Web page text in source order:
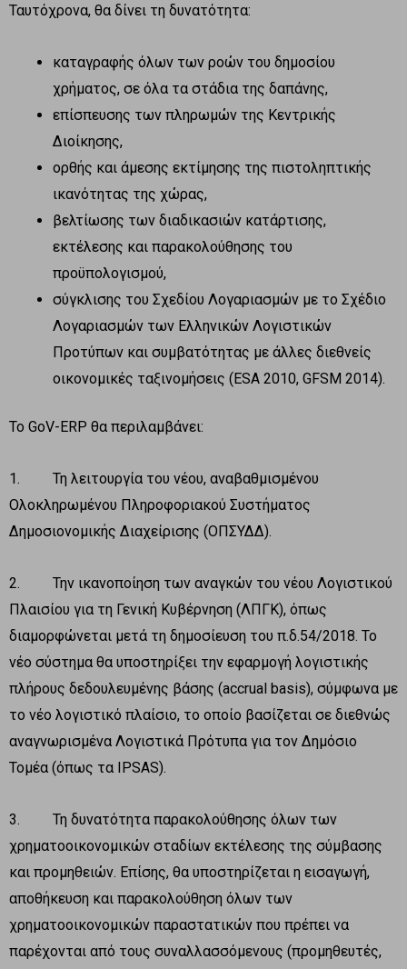
Ταυτόχρονα, θα δίνει τη δυνατότητα:
καταγραφής όλων των ροών του δημοσίου
χρήματος, σε όλα τα στάδια της δαπάνης,
επίσπευσης των πληρωμών της Κεντρικής
Διοίκησης,
ορθής και άμεσης εκτίμησης της πιστοληπτικής
ικανότητας της χώρας,
βελτίωσης των διαδικασιών κατάρτισης,
εκτέλεσης και παρακολούθησης του
προϋπολογισμού,
σύγκλισης του Σχεδίου Λογαριασμών με το Σχέδιο
Λογαριασμών των Ελληνικών Λογιστικών
Προτύπων και συμβατότητας με άλλες διεθνείς
οικονομικές ταξινομήσεις (ESA 2010, GFSM 2014).
Το GoV-ERP θα περιλαμβάνει:
1. Τη λειτουργία του νέου, αναβαθμισμένου
Ολοκληρωμένου Πληροφοριακού Συστήματος
Δημοσιονομικής Διαχείρισης (ΟΠΣΥΔΔ).
2. Την ικανοποίηση των αναγκών του νέου Λογιστικού
Πλαισίου για τη Γενική Κυβέρνηση (ΛΠΓΚ), όπως
διαμορφώνεται μετά τη δημοσίευση του π.δ.54/2018. Το
νέο σύστημα θα υποστηρίξει την εφαρμογή λογιστικής
πλήρους δεδουλευμένης βάσης (accrual basis), σύμφωνα με
το νέο λογιστικό πλαίσιο, το οποίο βασίζεται σε διεθνώς
αναγνωρισμένα Λογιστικά Πρότυπα για τον Δημόσιο
Τομέα (όπως τα IPSAS).
3. Τη δυνατότητα παρακολούθησης όλων των
χρηματοοικονομικών σταδίων εκτέλεσης της σύμβασης
και προμηθειών. Επίσης, θα υποστηρίζεται η εισαγωγή,
αποθήκευση και παρακολούθηση όλων των
χρηματοοικονομικών παραστατικών που πρέπει να
παρέχονται από τους συναλλασσόμενους (προμηθευτές,